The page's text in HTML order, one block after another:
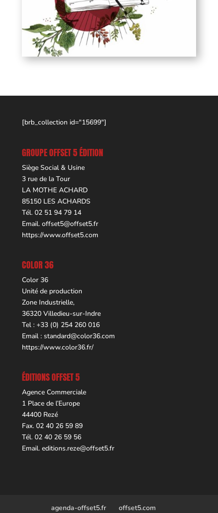
[brb_collection id="15699"]
GROUPE OFFSET 5 ÉDITION
Siège Social & Usine
3 rue de la Tour
LA MOTHE ACHARD
85150 LES ACHARDS
Tél. 02 51 94 79 14
Email. offset5@offset5.fr
https://www.offset5.com
COLOR 36
Color 36
Unité de production
Zone Industrielle,
36320 Villedieu-sur-Indre
Tel : +33 (0) 254 260 016
Email : standard@color36.com
https://www.color36.fr/
ÉDITIONS OFFSET 5
Agence Commerciale
1 Place de l’Europe
44400 Rezé
Fax. 02 40 26 59 89
Tél. 02 40 26 59 56
Email. editions.reze@offset5.fr
agenda-offset5.fr offset5.com